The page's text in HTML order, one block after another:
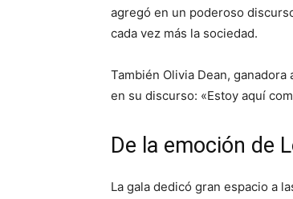
agregó en un poderoso
cada vez más la sociedad.
También Olivia Dean,
en su discurso: «Estoy aquí
De la emoción de
La gala dedicó gran espacio a